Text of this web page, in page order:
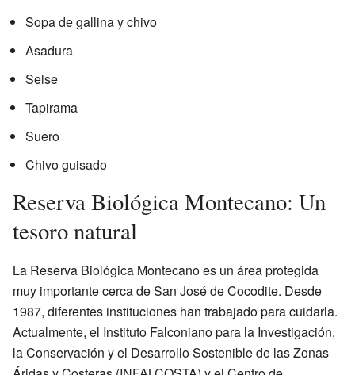
Sopa de gallina y chivo
Asadura
Selse
Tapirama
Suero
Chivo guisado
Reserva Biológica Montecano: Un
tesoro natural
La Reserva Biológica Montecano es un área protegida
muy importante cerca de San José de Cocodite. Desde
1987, diferentes instituciones han trabajado para cuidarla.
Actualmente, el Instituto Falconiano para la Investigación,
la Conservación y el Desarrollo Sostenible de las Zonas